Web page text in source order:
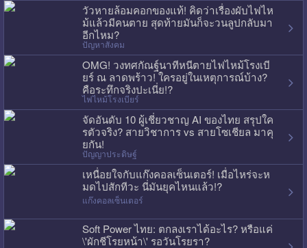
วัวหายล้อมคอกของแท้! คิดว่าเรื่องผับไฟไห
ม้แล้วมีคนตาย สุดท้ายมันก็จะวนลูปกลับมา
อีกไหม?
ปัญหาสังคม
OMG! วงทศกัณฐ์นาทีหนีตายไฟไหม้โรงเบี
ยร์ ณ ลาดพร้าว! ใครอยู่ในเหตุการณ์บ้าง?
คือระทึกจริงปะเนี่ย!?
ไฟไหม้โรงเบียร์
จัดอันดับ 10 ผู้เชี่ยวชาญ AI ของไทย สรุปใค
รตัวจริง? สายวิชาการ vs สายโซเชียล มาคุ
ยกัน!
ปัญญาประดิษฐ์
เหนื่อยใจกับแก๊งคอลเซ็นเตอร์! เมื่อไหร่จะห
มดไปสักทีวะ นี่มันยุคไหนแล้ว!?
แก๊งคอลเซ็นเตอร์
Soft Power ไทย: ตกลงเราได้อะไร? หรือแค่
\'ผักชีโรยหน้า\' รอวันโรยรา?